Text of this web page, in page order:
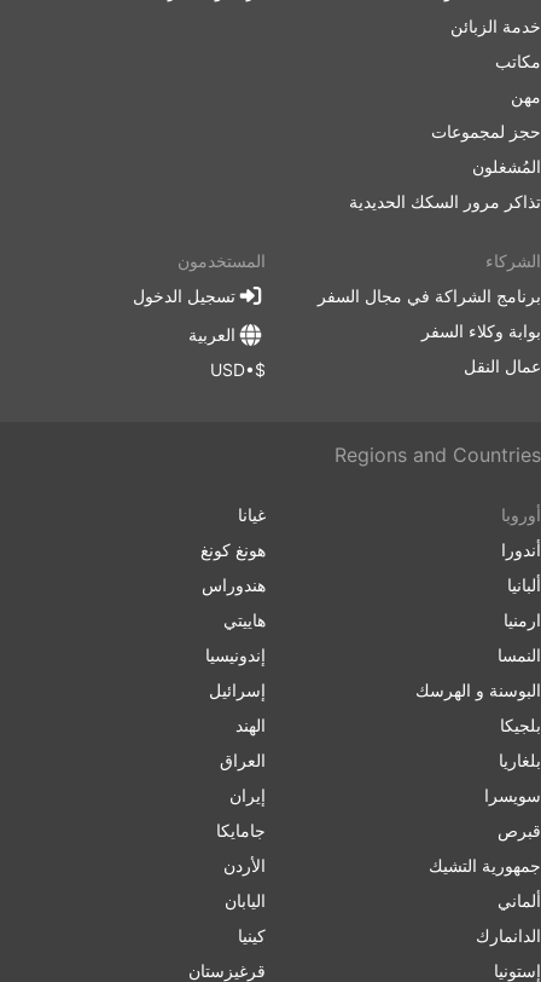
خدمة الزبائن
مكاتب
مهن
حجز لمجموعات
المُشغلون
تذاكر مرور السكك الحديدية
الشركاء
برنامج الشراكة في مجال السفر
بوابة وكلاء السفر
عمال النقل
المستخدمون
تسجيل الدخول
العربية
$•USD
Regions and Countries
أوروبا
أندورا
ألبانيا
ارمنیا
النمسا
البوسنة و الهرسك
بلجيكا
بلغاریا
سويسرا
قبرص
جمهورية التشيك
ألماني
الدانمارك
إستونيا
غيانا
هونغ كونغ
هندوراس
هاييتي
إندونيسيا
إسرائیل
الهند
العراق
إيران
جامايكا
الأردن
اليابان
كينيا
قرغيزستان